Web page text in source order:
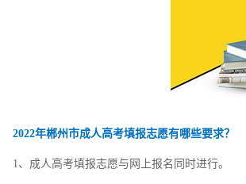
2022年郴州市成人高考填报志愿有哪些要求？
1、成人高考填报志愿与网上报名同时进行。